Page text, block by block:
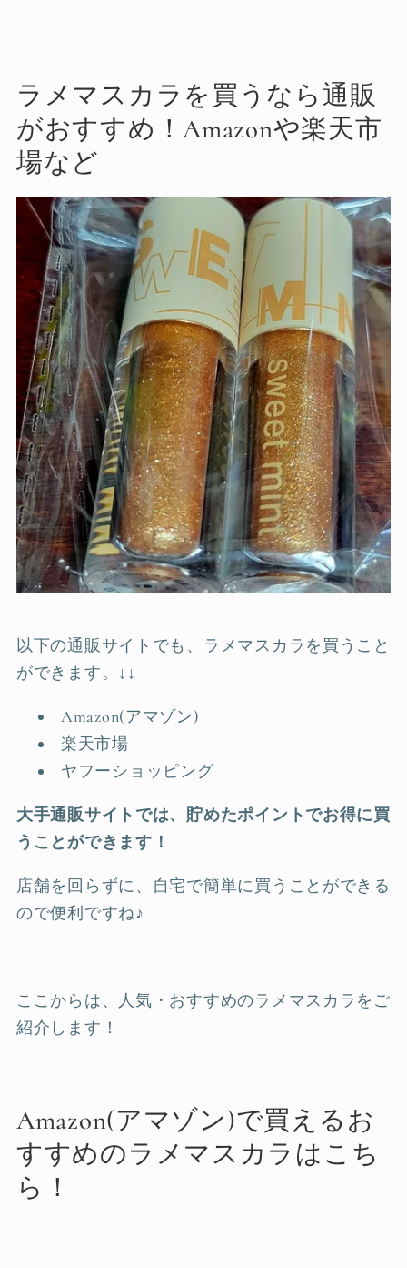
ラメマスカラを買うなら通販
がおすすめ！Amazonや楽天市
場など
以下の通販サイトでも、ラメマスカラを買うこと
ができます。↓↓
Amazon(アマゾン)
楽天市場
ヤフーショッピング
大手通販サイトでは、貯めたポイントでお得に買
うことができます！
店舗を回らずに、自宅で簡単に買うことができる
ので便利ですね♪
ここからは、人気・おすすめのラメマスカラをご
紹介します！
Amazon(アマゾン)で買えるお
すすめのラメマスカラはこち
ら！